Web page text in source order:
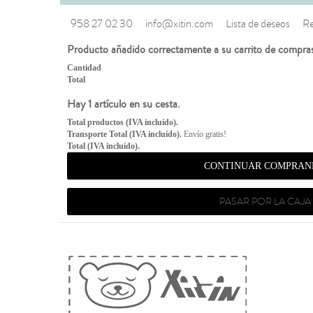
958 27 02 30 info@xitin.com Lista de deseos
Producto añadido correctamente a su carrito de
Cantidad
Total
Hay 1 artículo en su cesta.
Total productos (IVA incluído).
Transporte Total (IVA incluído). Envío gratis!
Total (IVA incluído).
CONTINUAR
PASAR POR LA CAJA